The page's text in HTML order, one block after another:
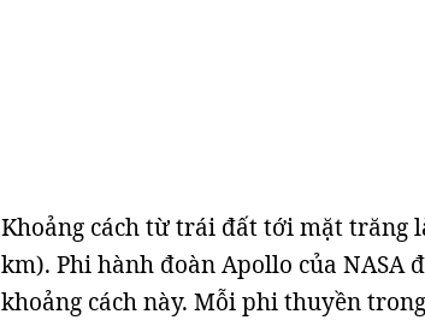
Khoảng cách từ trái đất tới mặt trăng
km). Phi hành đoàn Apollo của NASA
khoảng cách này. Mỗi phi thuyền